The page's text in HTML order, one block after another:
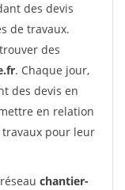
des devis
de travaux.
des
. Chaque jour,
des devis en
en relation
pour leur
chantier-